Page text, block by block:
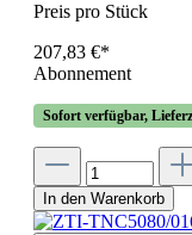
Preis pro Stück
207,83 €*
Abonnement
Sofort verfügbar,
In den Warenkorb